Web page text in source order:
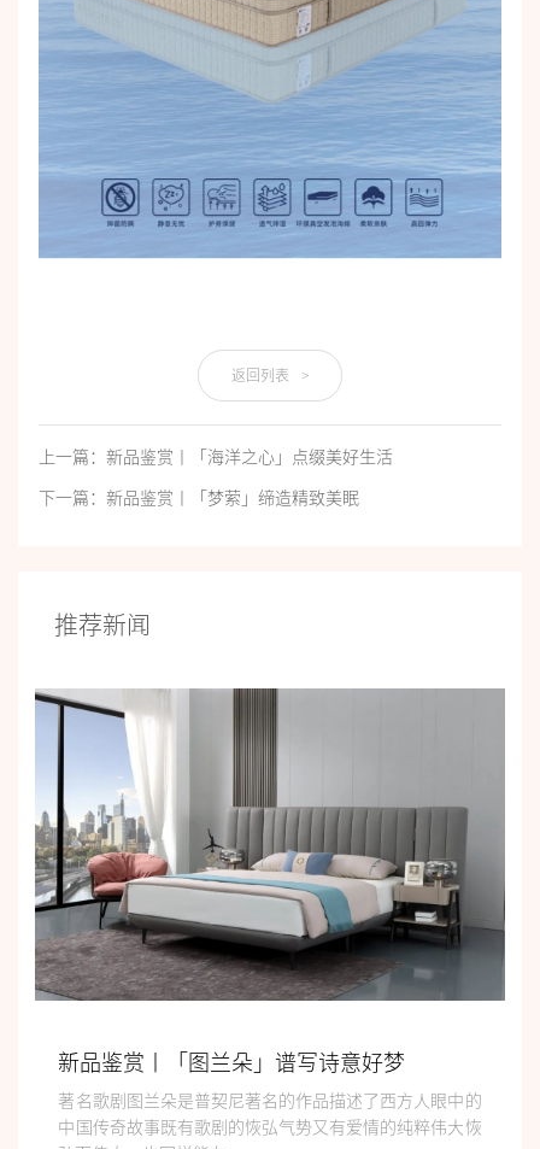
返回列表 >
上一篇：新品鉴赏丨「海洋之心」点缀美好生活
下一篇：新品鉴赏丨「梦萦」缔造精致美眠
推荐新闻
新品鉴赏丨「图兰朵」谱写诗意好梦
著名歌剧图兰朵是普契尼著名的作品描述了西方人眼中的
中国传奇故事既有歌剧的恢弘气势又有爱情的纯粹伟大恢